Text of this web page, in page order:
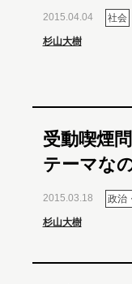
2015.04.04 社会
杉山大樹
受動喫煙
テーマな
2015.03.18 政治
杉山大樹